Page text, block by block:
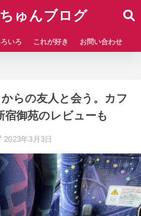
ゅんブログ
いろ これが好き お問い合わせ
らの友人と会う。カフ
宿御苑のレビューも
2023年3月3日